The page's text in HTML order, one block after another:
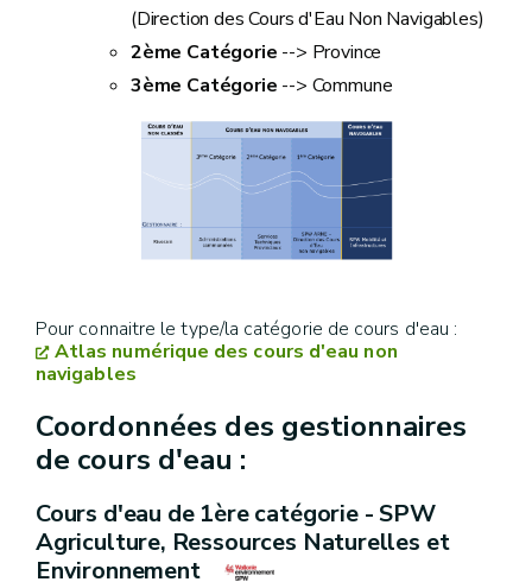
(Direction des Cours d'Eau Non Navigables)
2ème Catégorie --> Province
3ème Catégorie --> Commune
Pour connaitre le type/la catégorie de cours d'eau :
Atlas numérique des cours d'eau non
navigables
Coordonnées des gestionnaires
de cours d'eau :
Cours d'eau de 1ère catégorie - SPW
Agriculture, Ressources Naturelles et
Environnement